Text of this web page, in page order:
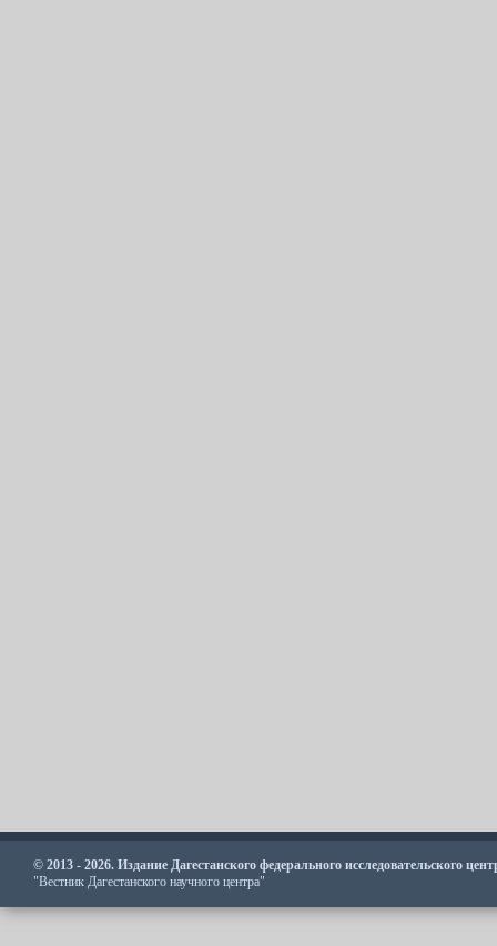
© 2013 - 2026. Издание Дагестанского федерального исследовательского
"Вестник Дагестанского научного центра"